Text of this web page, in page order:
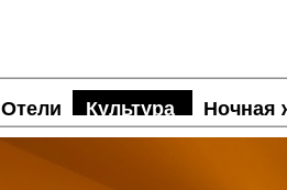
Отели Культура Ночная